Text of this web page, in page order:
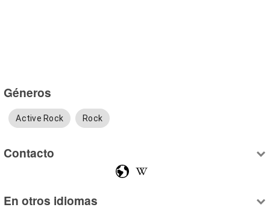
Géneros
Active Rock Rock
Contacto
En otros idiomas